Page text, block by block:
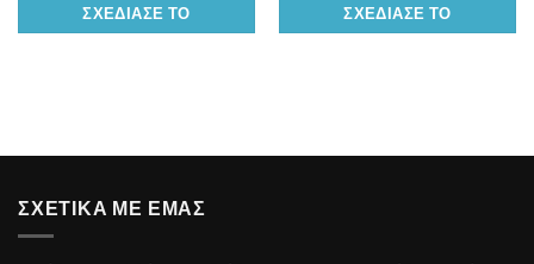
ΣΧΕΔΊΑΣΕ ΤΟ ΣΧΕΔΊΑΣΕ ΤΟ
ΣΧΕΤΙΚΑ ΜΕ ΕΜΑΣ